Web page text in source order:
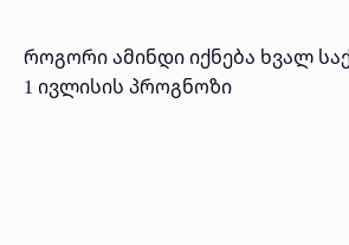
როგორი ამინდი იქნება ხვალ
1 ივლისის პროგნოზი